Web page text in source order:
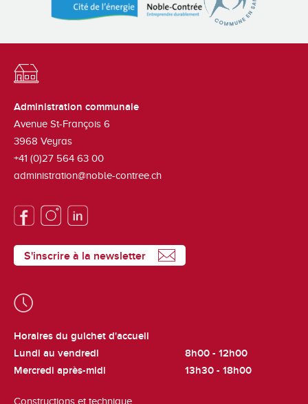
Administration communale
Avenue St-François 6
3968 Veyras
+41 (0)27 564 63 00
administration@noble-contree.ch
S'inscrire à la newsletter
Horaires du guichet d'accueil
Lundi au vendredi
8h00 - 12h00
Mercredi après-midi
13h30 - 18h00
Constructions et technique